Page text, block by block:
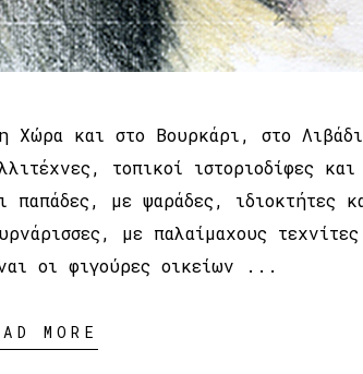
Χώρα και στο Βουρκάρι, στο
τοπικοί ιστοριοδίφες
παπάδες, με ψαράδες, ιδιοκτήτες
με παλαίμαχους
οι φιγούρες οικείων
MORE